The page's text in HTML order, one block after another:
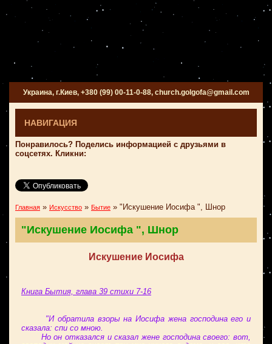
Украина, г.Киев, +380 (99) 00-11-0-88, church.golgofa@gmail.com
НАВИГАЦИЯ
Понравилось? Поделись информацией с друзьями в
соцсетях. Кликни:
Главная » Искусство » Бытие » "Искушение Иосифа ", Шнор
"Искушение Иосифа ", Шнор
Искушение Иосифа
Книга Бытия, глава 39 стихи 7-16
"И обратила взоры на Иосифа жена господина его и
сказала: спи со мною.
Но он отказался и сказал жене господина своего: вот,